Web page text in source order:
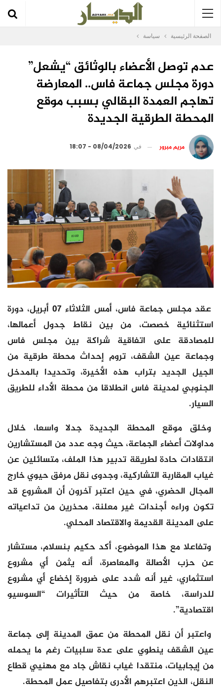
الصفحة الرئيسية سياسة
عدم توصل الأعضاء بالوثائق “يشعل”
دورة مجلس جماعة فاس.. المعارضة
تهاجم العمدة البقالي بسبب موقع
المحطة الطرقية الجديدة
مريم مبرور في 08/04/2026 - 18:07
عقد مجلس جماعة فاس، أمس الثلاثاء 07 أبريل، دورة
استثنائية خصصت، من بين نقاط جدول أعمالها،
للمصادقة على اتفاقية شراكة بين مجلس فاس
وجماعة عين الشقف، تروم إحداث محطة طرقية من
الجيل الجديد بتراب هذه الأخيرة، وتحديدا بالمدخل
الجنوبي لمدينة فاس انطلاقا من محطة الأداء للطريق
السيار.
وخلق موقع المحطة الجديدة جدلا واسعا، خلال
مداولات أعضاء الجماعة، حيث وجه عدد من المستشارين
انتقادات حادة لطريقة تدبير هذا الملف، متسائلين عن
غياب المقاربة التشاركية، وجدوى نقل مرفق حيوي خارج
المجال الحضري، في حين اعتبر آخرون أن المشروع قد
تكون وراءه أجندات غير معلنة، محذرين من تداعياته
على المدينة القديمة والاقتصاد المحلي.
وتفاعلا مع هذا الموضوع، أكد حكيم بنسلام، مستشار
عن حزب الأصالة والمعاصرة، أنه يثمن أي مشروع
استثماري، غير أنه شدد على ضرورة إخضاع أي مشروع
للدراسة، خاصة من حيث التأثيرات “السوسيو
اقتصادية”.
واعتبر أن نقل المحطة من عمق المدينة إلى جماعة
عين الشقف ينطوي على عدة سلبيات رغم ما يحمله
من إيجابيات، منتقدا غياب نقاش جاد مع مهنيي قطاع
النقل، الذين اعتبرهم الأدرى بتفاصيل عمل المحطة.